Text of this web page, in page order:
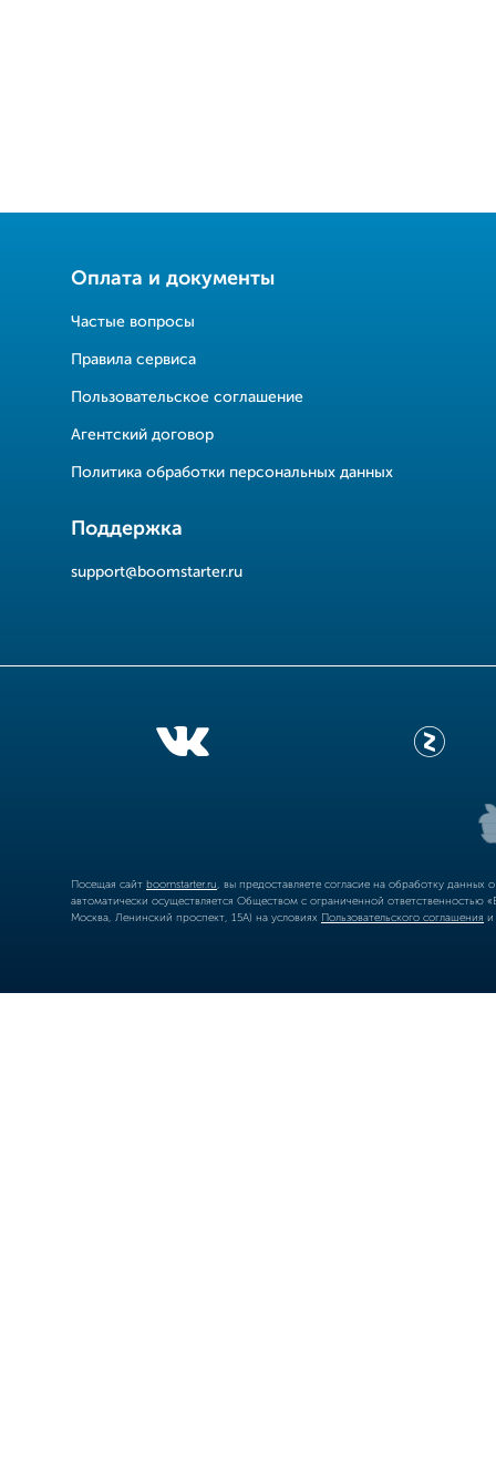
Оплата и документы
Частые вопросы
Правила сервиса
Пользовательское соглашение
Агентский договор
Политика обработки персональных данных
Поддержка
support@boomstarter.ru
Посещая сайт boomstarter.ru , вы предоставляете согласие на обработку
автоматически осуществляется Обществом с ограниченной
Москва, Ленинский проспект, 15А) на условиях Пользовательского соглашения и